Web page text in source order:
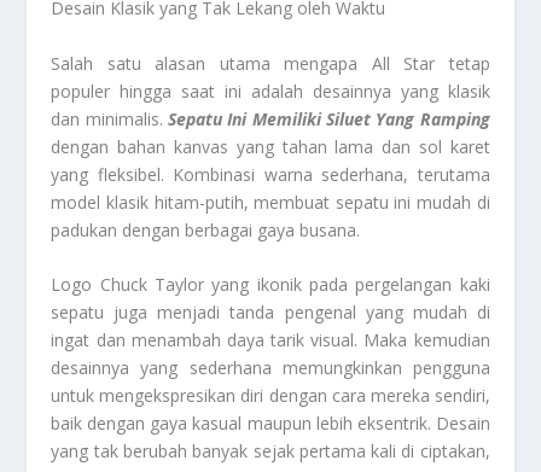
Desain Klasik yang Tak Lekang oleh Waktu
Salah satu alasan utama mengapa All Star tetap
populer hingga saat ini adalah desainnya yang klasik
dan minimalis.Sepatu Ini Memiliki Siluet Yang Ramping
dengan bahan kanvas yang tahan lama dan sol karet
yang fleksibel. Kombinasi warna sederhana, terutama
model klasik hitam-putih, membuat sepatu ini mudah di
padukan dengan berbagai gaya busana.
Logo Chuck Taylor yang ikonik pada pergelangan kaki
sepatu juga menjadi tanda pengenal yang mudah di
ingat dan menambah daya tarik visual. Maka kemudian
desainnya yang sederhana memungkinkan pengguna
untuk mengekspresikan diri dengan cara mereka sendiri,
baik dengan gaya kasual maupun lebih eksentrik. Desain
yang tak berubah banyak sejak pertama kali di ciptakan,